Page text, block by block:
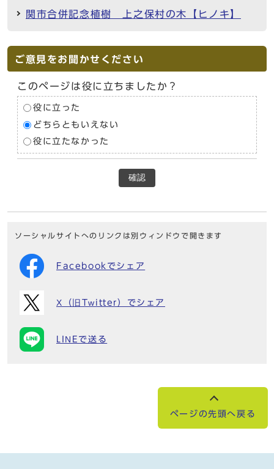
関市合併記念植樹 上之保村の木【ヒノキ】
ご意見をお聞かせください
このページは役に立ちましたか？
役に立った
どちらともいえない
役に立たなかった
確認
ソーシャルサイトへのリンクは別ウィンドウで開きます
Facebookでシェア
X（旧Twitter）でシェア
LINEで送る
ページの先頭へ戻る